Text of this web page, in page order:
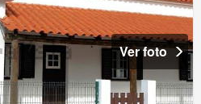
Ver foto